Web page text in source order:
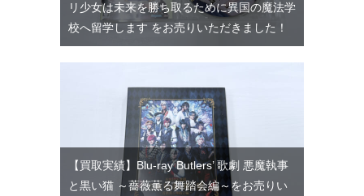
リ少女は未来を勝ち取るために異国の魔法学
校へ留学します をお売りいただきました！
【買取実績】Blu-ray Butlers’ 歌劇 悪魔執事
と黒い猫 ～薔薇薫る舞踏会編～をお売りい